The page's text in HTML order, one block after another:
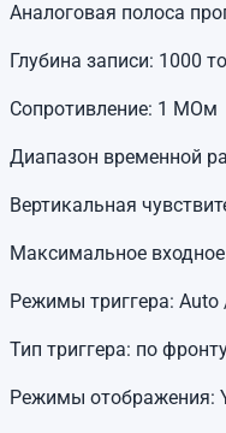
Аналоговая полоса
Глубина записи: 1000
Сопротивление: 1 МОм
Диапазон временной
Вертикальная
Максимальное
Режимы триггера:
Тип триггера: по
Режимы отображения: